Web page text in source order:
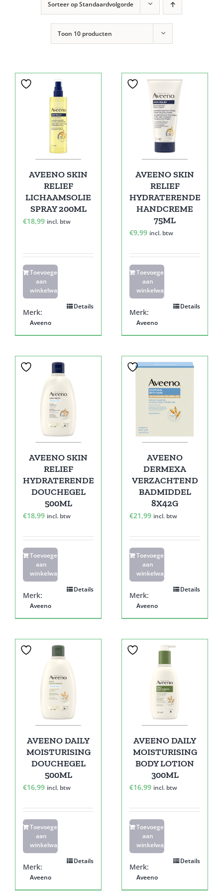
Sorteer opStandaardvolgorde
Toon 10 producten
AVEENO SKIN
RELIEF
LICHAAMSOLIE
SPRAY 200ML
€18,99 incl. btw
Toevoegen
aan
winkelwagen
Details
Merk:
Aveeno
AVEENO SKIN
RELIEF
HYDRATERENDE
HANDCREME
75ML
€9,99 incl. btw
Toevoegen
aan
winkelwagen
Details
Merk:
Aveeno
AVEENO SKIN
RELIEF
HYDRATERENDE
DOUCHEGEL
500ML
€18,99 incl. btw
Toevoegen
aan
winkelwagen
Details
Merk:
Aveeno
AVEENO
DERMEXA
VERZACHTEND
BADMIDDEL
8X42G
€21,99 incl. btw
Toevoegen
aan
winkelwagen
Details
Merk:
Aveeno
AVEENO DAILY
MOISTURISING
DOUCHEGEL
500ML
€16,99 incl. btw
Toevoegen
aan
winkelwagen
Details
Merk:
Aveeno
AVEENO DAILY
MOISTURISING
BODY LOTION
300ML
€16,99 incl. btw
Toevoegen
aan
winkelwagen
Details
Merk:
Aveeno